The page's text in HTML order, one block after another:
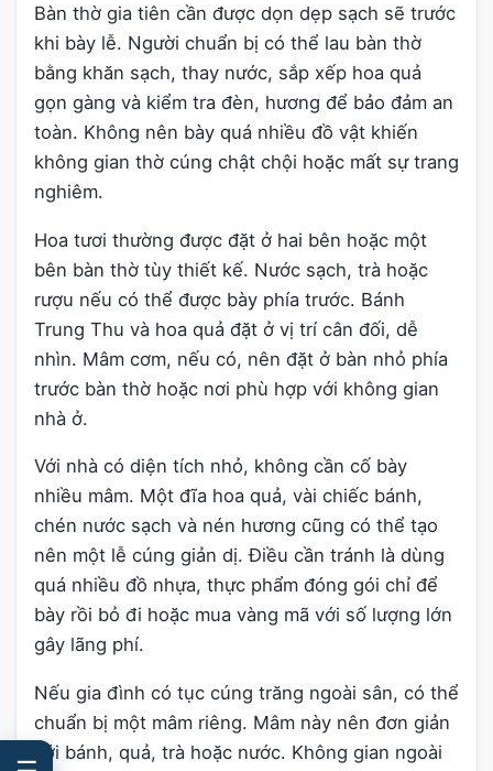
Bàn thờ gia tiên cần được dọn dẹp sạch sẽ trước
khi bày lễ. Người chuẩn bị có thể lau bàn thờ
bằng khăn sạch, thay nước, sắp xếp hoa quả
gọn gàng và kiểm tra đèn, hương để bảo đảm an
toàn. Không nên bày quá nhiều đồ vật khiến
không gian thờ cúng chật chội hoặc mất sự trang
nghiêm.
Hoa tươi thường được đặt ở hai bên hoặc một
bên bàn thờ tùy thiết kế. Nước sạch, trà hoặc
rượu nếu có thể được bày phía trước. Bánh
Trung Thu và hoa quả đặt ở vị trí cân đối, dễ
nhìn. Mâm cơm, nếu có, nên đặt ở bàn nhỏ phía
trước bàn thờ hoặc nơi phù hợp với không gian
nhà ở.
Với nhà có diện tích nhỏ, không cần cố bày
nhiều mâm. Một đĩa hoa quả, vài chiếc bánh,
chén nước sạch và nén hương cũng có thể tạo
nên một lễ cúng giản dị. Điều cần tránh là dùng
quá nhiều đồ nhựa, thực phẩm đóng gói chỉ để
bày rồi bỏ đi hoặc mua vàng mã với số lượng lớn
gây lãng phí.
Nếu gia đình có tục cúng trăng ngoài sân, có thể
chuẩn bị một mâm riêng. Mâm này nên đơn giản
với bánh, quả, trà hoặc nước. Không gian ngoài